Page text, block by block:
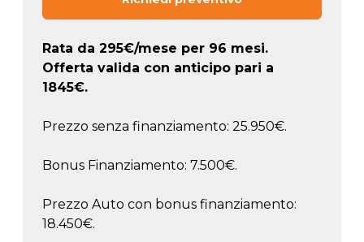
Rata da 295€/mese per 96 mesi.
Offerta valida con anticipo pari a
1845€.
Prezzo senza finanziamento: 25.950€.
Bonus Finanziamento: 7.500€.
Prezzo Auto con bonus finanziamento:
18.450€.